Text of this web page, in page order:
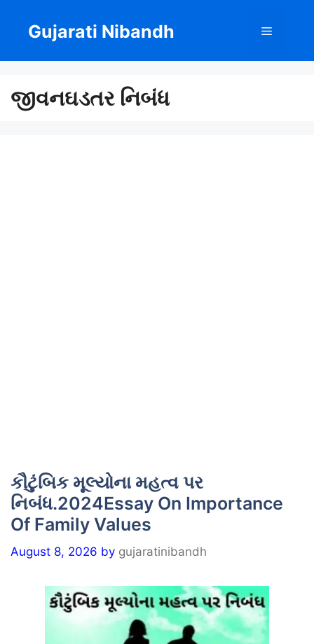
content
Gujarati Nibandh Menu
જીવનઘડતર નિબંધ
કૌટુંબિક મૂલ્યોના મહત્વ પર
નિબંધ.2024Essay On Importance
Of Family Values
August 8, 2026 by gujaratinibandh